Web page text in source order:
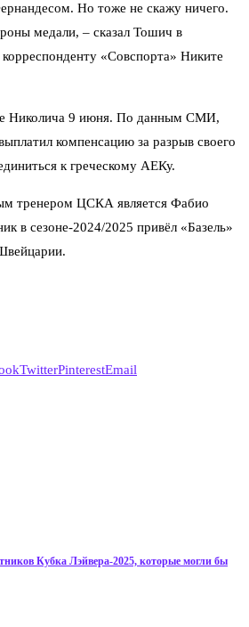
Но тоже не скажу ничего.
медали, – сказал Тошич в
«Совспорта» Никите
Николича 9 июня. По данным СМИ,
компенсацию за разрыв своего
к греческому АЕКу.
тренером ЦСКА является Фабио
в сезоне-2024/2025 привёл «Базель»
TwitterPinterestEmail
Кубка Лэйвера-2025, которые могли бы